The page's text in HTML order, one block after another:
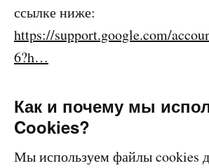
ссылке ниже:
https://support.google.com/
6?h…
Как и почему мы
Cookies?
Мы используем файлы cookies